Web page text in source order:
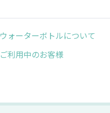
ウォーターボトルについて
ご利用中のお客様